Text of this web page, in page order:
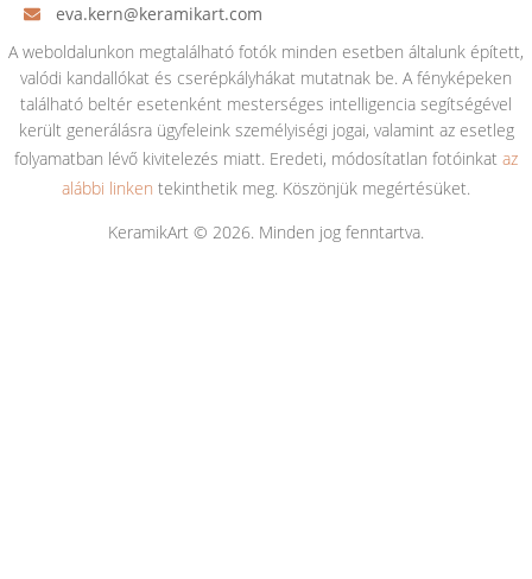
eva.kern@keramikart.com
A weboldalunkon megtalálható fotók minden esetben általunk épített,
valódi kandallókat és cserépkályhákat mutatnak be. A fényképeken
található beltér esetenként mesterséges intelligencia segítségével
került generálásra ügyfeleink személyiségi jogai, valamint az esetleg
folyamatban lévő kivitelezés miatt. Eredeti, módosítatlan fotóinkat az
alábbi linken tekinthetik meg. Köszönjük megértésüket.
KeramikArt © 2026. Minden jog fenntartva.